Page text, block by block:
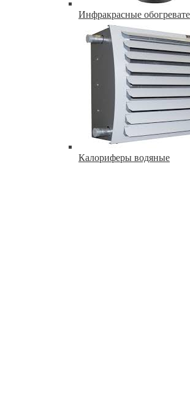
Инфракрасные
Калориферы водяные